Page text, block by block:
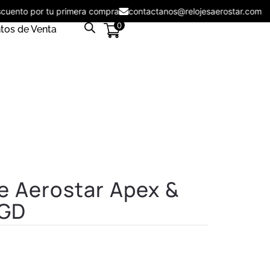
descuento por tu primera compra
de Venta 0
Aerostar Apex &